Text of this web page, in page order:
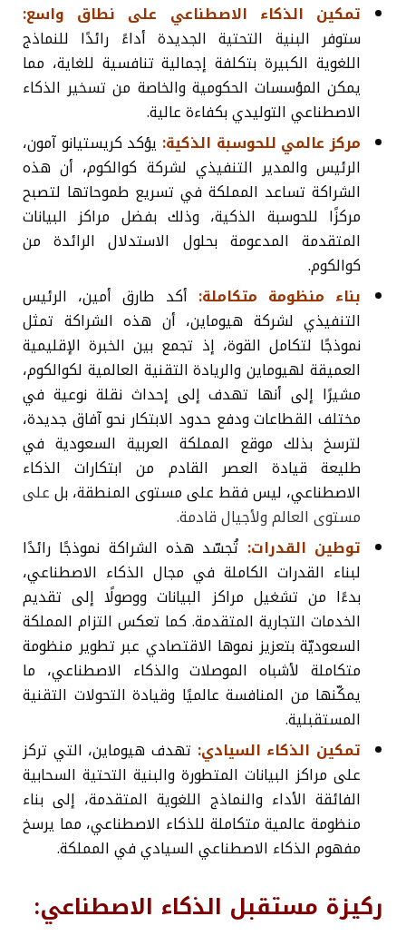
تمكين الذكاء الاصطناعي على نطاق واسع:
ستوفر البنية التحتية الجديدة أداءً رائدًا للنماذج
اللغوية الكبيرة بتكلفة إجمالية تنافسية للغاية، مما
يمكن المؤسسات الحكومية والخاصة من تسخير الذكاء
الاصطناعي التوليدي بكفاءة عالية.
مركز عالمي للحوسبة الذكية: يؤكد كريستيانو آمون،
الرئيس والمدير التنفيذي لشركة كوالكوم، أن هذه
الشراكة تساعد المملكة في تسريع طموحاتها لتصبح
مركزًا للحوسبة الذكية، وذلك بفضل مراكز البيانات
المتقدمة المدعومة بحلول الاستدلال الرائدة من
كوالكوم.
بناء منظومة متكاملة:أكد طارق أمين، الرئيس
التنفيذي لشركة هيوماين، أن هذه الشراكة تمثل
نموذجًا لتكامل القوة، إذ تجمع بين الخبرة الإقليمية
العميقة لهيوماين والريادة التقنية العالمية لكوالكوم،
مشيرًا إلى أنها تهدف إلى إحداث نقلة نوعية في
مختلف القطاعات ودفع حدود الابتكار نحو آفاق جديدة،
لترسخ بذلك موقع المملكة العربية السعودية في
طليعة قيادة العصر القادم من ابتكارات الذكاء
الاصطناعي، ليس فقط على مستوى المنطقة، بل على
مستوى العالم ولأجيال قادمة.
توطين القدرات: تُجسّد هذه الشراكة نموذجًا رائدًا
لبناء القدرات الكاملة في مجال الذكاء الاصطناعي،
بدءًا من تشغيل مراكز البيانات ووصولًا إلى تقديم
الخدمات التجارية المتقدمة. كما تعكس التزام المملكة
السعوديّة بتعزيز نموها الاقتصادي عبر تطوير منظومة
متكاملة لأشباه الموصلات والذكاء الاصطناعي، ما
يمكّنها من المنافسة عالميًا وقيادة التحولات التقنية
المستقبلية.
تمكين الذكاء السيادي: تهدف هيوماين، التي تركز
على مراكز البيانات المتطورة والبنية التحتية السحابية
الفائقة الأداء والنماذج اللغوية المتقدمة، إلى بناء
منظومة عالمية متكاملة للذكاء الاصطناعي، مما يرسخ
مفهوم الذكاء الاصطناعي السيادي في المملكة.
ركيزة مستقبل الذكاء الاصطناعي: